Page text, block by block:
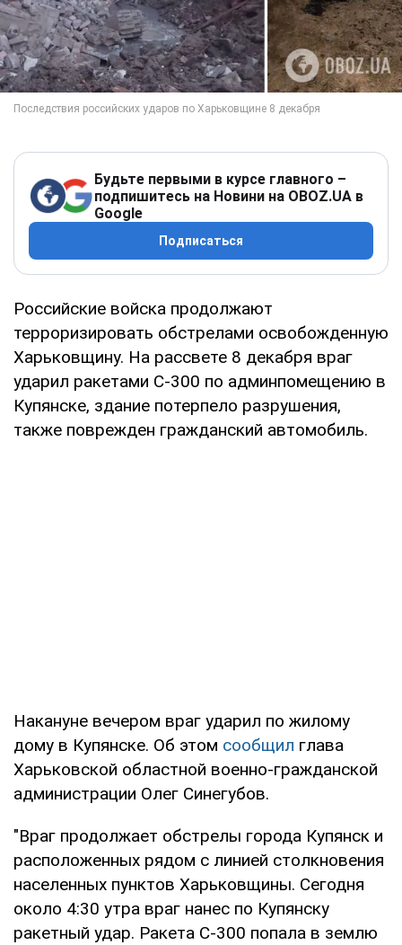
Будьте первыми в курсе главного –
подпишитесь на Новини на OBOZ.UA в
Google
Подписаться
Российские войска продолжают
терроризировать обстрелами освобожденную
Харьковщину. На рассвете 8 декабря враг
ударил ракетами С-300 по админпомещению в
Купянске, здание потерпело разрушения,
также поврежден гражданский автомобиль.
Накануне вечером враг ударил по жилому
дому в Купянске. Об этом сообщил глава
Харьковской областной военно-гражданской
администрации Олег Синегубов.
"Враг продолжает обстрелы города Купянск и
расположенных рядом с линией столкновения
населенных пунктов Харьковщины. Сегодня
около 4:30 утра враг нанес по Купянску
ракетный удар. Ракета С-300 попала в землю